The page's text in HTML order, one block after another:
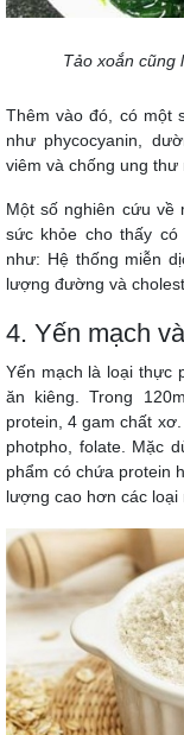
Tảo xoắn cũng
Thêm vào đó, có một
như phycocyanin,
viêm và chống ung thư
Một số nghiên cứu về
sức khỏe cho thấy
như: Hệ thống miễn
lượng đường và
4. Yến mạch
Yến mạch là loại thực
ăn kiêng. Trong
protein, 4 gam chất
photpho, folate. Mặc
phẩm có chứa protein
lượng cao hơn các